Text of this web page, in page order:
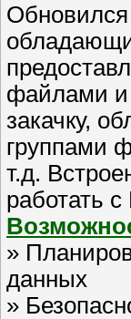
Обновился
файлами и
закачку,
группами
т.д.
работать
»
данных
»